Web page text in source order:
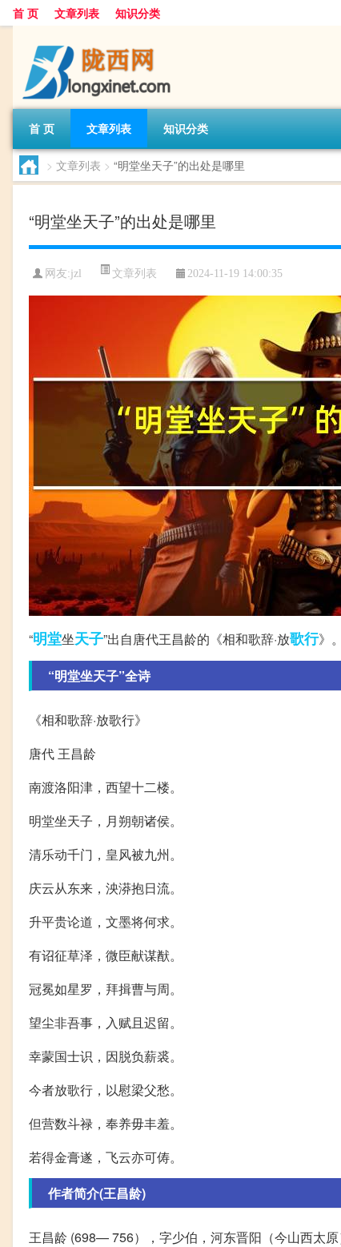
首 页 文章列表 知识分类
首 页 文章列表 知识分类
> 文章列表 > “明堂坐天子”的出处是哪里
“明堂坐天子”的出处是哪里
网友:jzl 文章列表 2024-11-19 14:00:35
“明堂坐天子”出自唐代王昌龄的《相和歌辞·放歌行》。
“明堂坐天子”全诗
《相和歌辞·放歌行》
唐代 王昌龄
南渡洛阳津，西望十二楼。
明堂坐天子，月朔朝诸侯。
清乐动千门，皇风被九州。
庆云从东来，泱漭抱日流。
升平贵论道，文墨将何求。
有诏征草泽，微臣献谋猷。
冠冕如星罗，拜揖曹与周。
望尘非吾事，入赋且迟留。
幸蒙国士识，因脱负薪裘。
今者放歌行，以慰梁父愁。
但营数斗禄，奉养毋丰羞。
若得金膏遂，飞云亦可俦。
作者简介(王昌龄)
王昌龄 (698— 756），字少伯，河东晋阳（今山西太